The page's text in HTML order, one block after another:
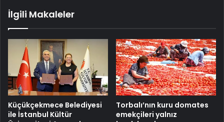
İlgili Makaleler
Küçükçekmece Belediyesi
ile İstanbul Kültür
Torbalı’nın kuru domates
emekçileri yalnız